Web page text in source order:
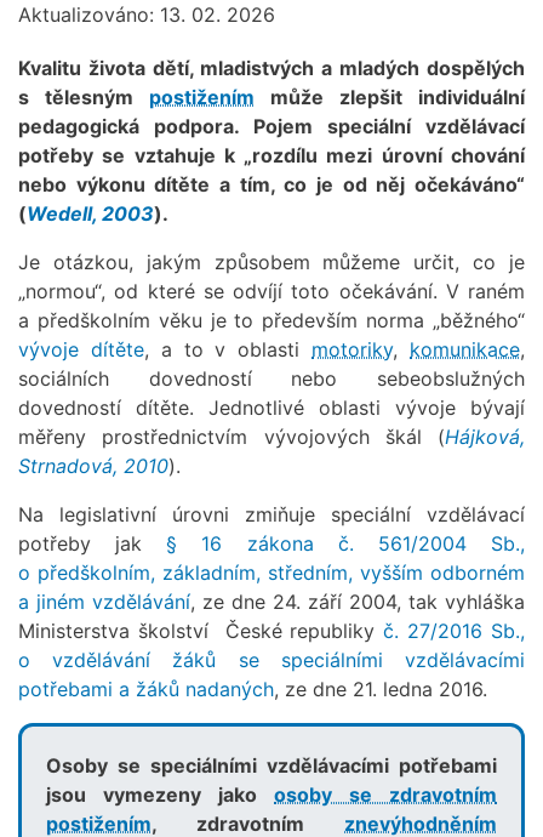
Aktualizováno: 13. 02. 2026
Kvalitu života dětí, mladistvých a mladých dospělých
s tělesným postižením může zlepšit individuální
pedagogická podpora. Pojem speciální vzdělávací
potřeby se vztahuje k „rozdílu mezi úrovní chování
nebo výkonu dítěte a tím, co je od něj očekáváno“
(Wedell, 2003).
Je otázkou, jakým způsobem můžeme určit, co je
„normou“, od které se odvíjí toto očekávání. V raném
a předškolním věku je to především norma „běžného“
vývoje dítěte, a to v oblasti motoriky, komunikace,
sociálních dovedností nebo sebeobslužných
dovedností dítěte. Jednotlivé oblasti vývoje bývají
měřeny prostřednictvím vývojových škál (Hájková,
Strnadová, 2010).
Na legislativní úrovni zmiňuje speciální vzdělávací
potřeby jak§ 16 zákona č. 561/2004 Sb.,
o předškolním, základním, středním, vyšším odborném
a jiném vzdělávání, ze dne 24. září 2004, tak vyhláška
Ministerstva školství České republikyč. 27/2016 Sb.,
o vzdělávání žáků se speciálními vzdělávacími
potřebami a žáků nadaných, ze dne 21. ledna 2016.
Osoby se speciálními vzdělávacími potřebami
jsou vymezeny jako osoby se zdravotním
postižením, zdravotním znevýhodněním